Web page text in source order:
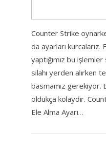
Counter Strike
da ayarları kurcalarız.
yaptığımız bu
silahı yerden alırken
basmamız gerekiyor.
oldukça kolaydır.
Ele Alma Ayarı…